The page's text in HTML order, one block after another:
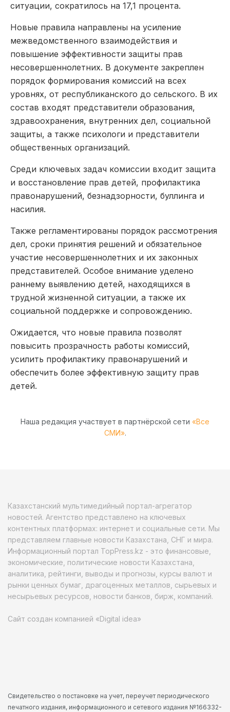
ситуации, сократилось на 17,1 процента.
Новые правила направлены на усиление
межведомственного взаимодействия и
повышение эффективности защиты прав
несовершеннолетних. В документе закреплен
порядок формирования комиссий на всех
уровнях, от республиканского до сельского. В их
состав входят представители образования,
здравоохранения, внутренних дел, социальной
защиты, а также психологи и представители
общественных организаций.
Среди ключевых задач комиссии входит защита
и восстановление прав детей, профилактика
правонарушений, безнадзорности, буллинга и
насилия.
Также регламентированы порядок рассмотрения
дел, сроки принятия решений и обязательное
участие несовершеннолетних и их законных
представителей. Особое внимание уделено
раннему выявлению детей, находящихся в
трудной жизненной ситуации, а также их
социальной поддержке и сопровождению.
Ожидается, что новые правила позволят
повысить прозрачность работы комиссий,
усилить профилактику правонарушений и
обеспечить более эффективную защиту прав
детей.
Наша редакция участвует в партнёрской сети «Все
СМИ».
Казахстанский мультимедийный портал-агрегатор
новостей. Агентство представлено на ключевых
контентных платформах: интернет и социальные сети. Мы
представляем главные новости Казахстана, СНГ и мира.
Информационный портал TopPress.kz - это финансовые,
экономические, политические новости Казахстана,
аналитика, рейтинги, выводы и прогнозы, курсы валют и
рынки ценных бумаг, драгоценных металлов, сырьевых и
несырьевых ресурсов, новости банков, бирж, компаний.
Сайт создан компанией «Digital idea»
Свидетельство о постановке на учет, переучет периодического
печатного издания, информационного и сетевого издания №166332-